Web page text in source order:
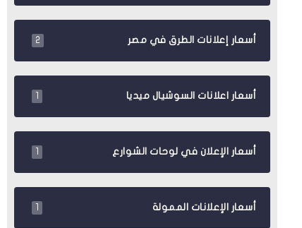
أسعار إعلانات الطرق في مصر 2
أسعار اعلانات السوشيال ميديا 1
أسعار الإعلان في لوحات الشوارع 1
أسعار الإعلانات الممولة 1